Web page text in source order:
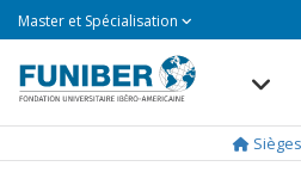
Master et Spécialisation
Sièges